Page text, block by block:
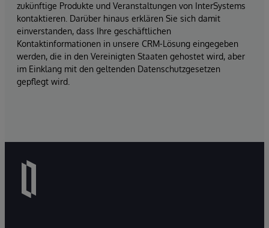
zukünftige Produkte und Veranstaltungen von InterSystems
kontaktieren. Darüber hinaus erklären Sie sich damit
einverstanden, dass Ihre geschäftlichen
Kontaktinformationen in unsere CRM-Lösung eingegeben
werden, die in den Vereinigten Staaten gehostet wird, aber
im Einklang mit den geltenden Datenschutzgesetzen
gepflegt wird.